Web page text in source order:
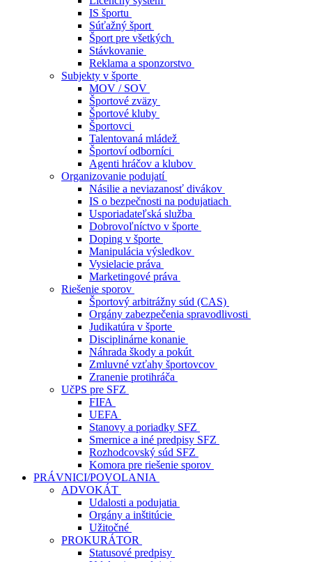
IS športu
Súťažný šport
Šport pre všetkých
Stávkovanie
Reklama a sponzorstvo
Subjekty v športe
MOV / SOV
Športové zväzy
Športové kluby
Športovci
Talentovaná mládež
Športoví odborníci
Agenti hráčov a klubov
Organizovanie podujatí
Násilie a neviazanosť divákov
IS o bezpečnosti na podujatiach
Usporiadateľská služba
Dobrovoľníctvo v športe
Doping v športe
Manipulácia výsledkov
Vysielacie práva
Marketingové práva
Riešenie sporov
Športový arbitrážny súd (CAS)
Orgány zabezpečenia spravodlivosti
Judikatúra v športe
Disciplinárne konanie
Náhrada škody a pokút
Zmluvné vzťahy športovcov
Zranenie protihráča
UčPS pre SFZ
FIFA
UEFA
Stanovy a poriadky SFZ
Smernice a iné predpisy SFZ
Rozhodcovský súd SFZ
Komora pre riešenie sporov
PRÁVNICI/POVOLANIA
ADVOKÁT
Udalosti a podujatia
Orgány a inštitúcie
Užitočné
PROKURÁTOR
Statusové predpisy